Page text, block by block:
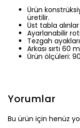
Ürün
üretilir.
Üst tabla
Ayarlanabilir
Tezgah
Arkası sırtı 60
Ürün ölçüleri:
Yorumlar
Bu ürün için henüz